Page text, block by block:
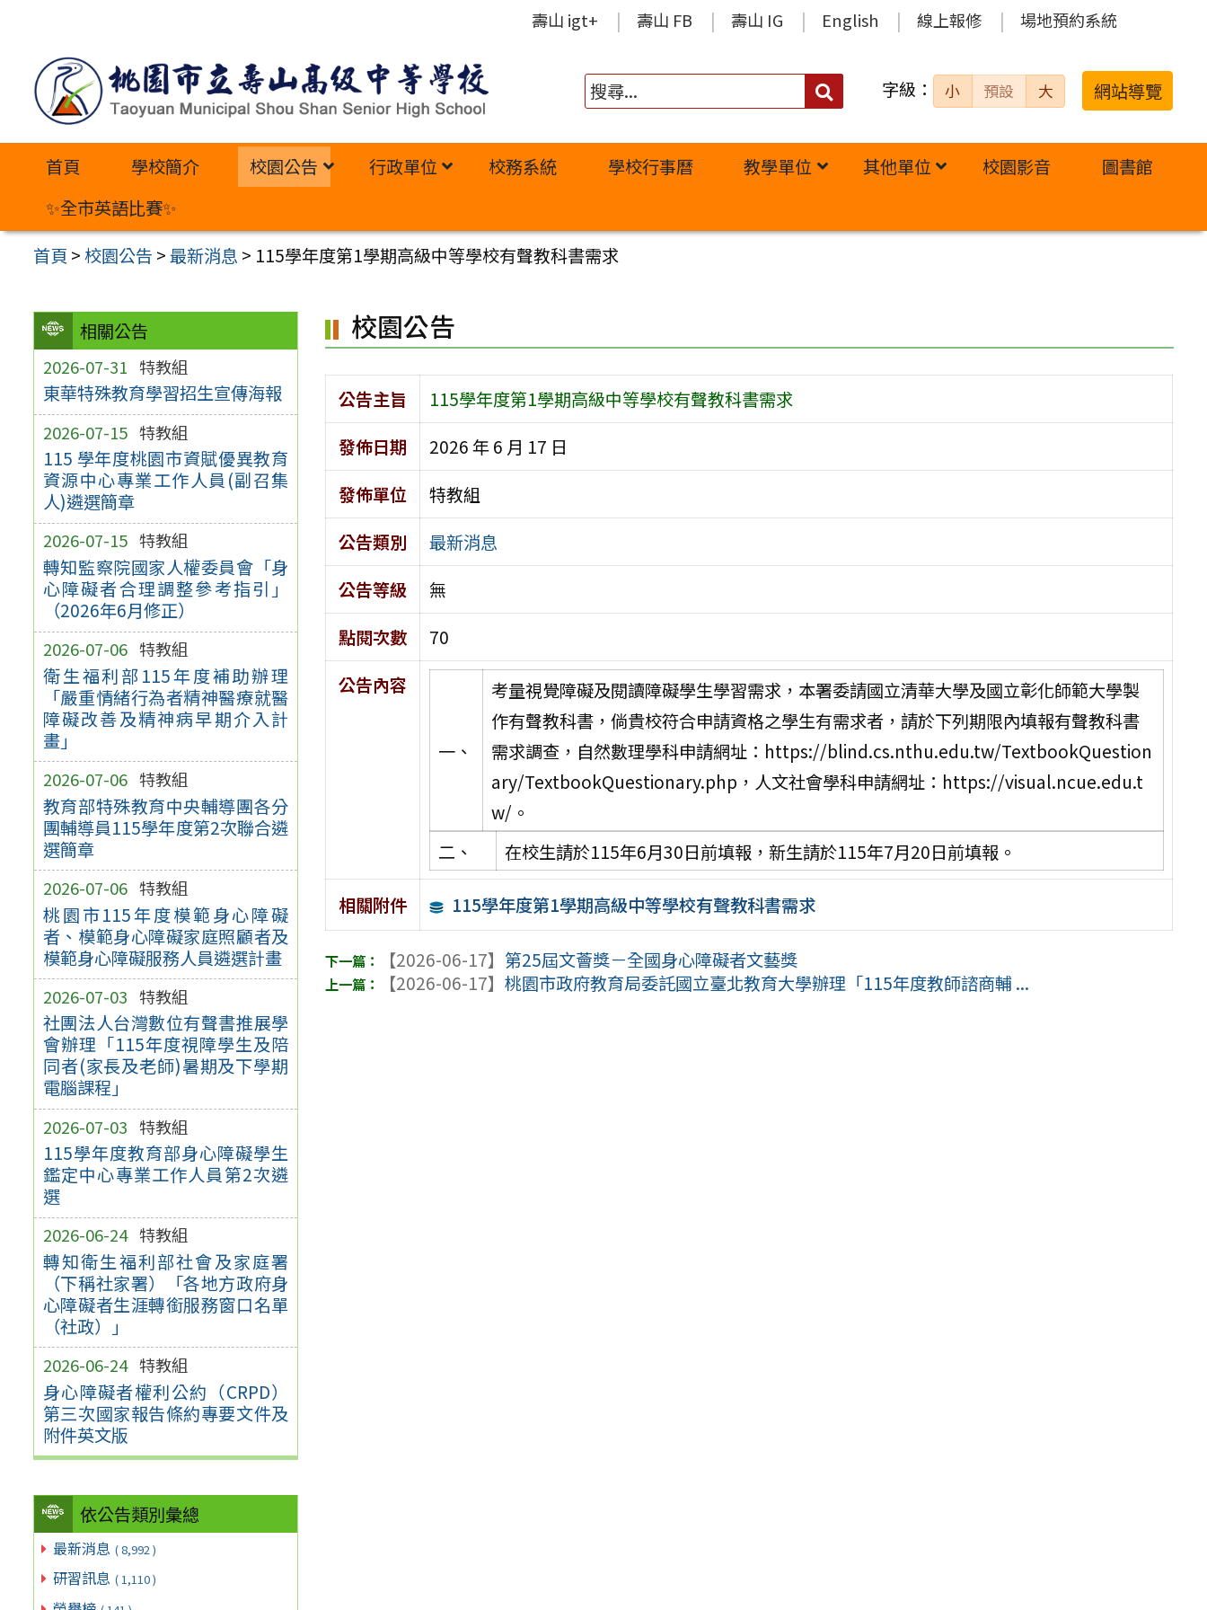
內
壽山 igt+ 壽山 FB 壽山 IG English 線上報修 場地預約系統
搜
字級： 小 預設 大 網站導覽
首頁 學校簡介 校園公告 行政單位 校務系統 學校行事曆 教學單位 其他單位 校園影音
圖書館
✨全市英語比賽✨
首頁 >校園公告 >最新消息 > 115學年度第1學期高級中等學校有聲教科書需求
相關公告
2026-07-31 特教組
東華特殊教育學習招生宣傳海報
2026-07-15 特教組
115 學年度桃園市資賦優異教育
資源中心專業工作人員(副召集
人)遴選簡章
2026-07-15 特教組
轉知監察院國家人權委員會「身
心障礙者合理調整參考指引」
（2026年6月修正）
2026-07-06 特教組
衛生福利部115年度補助辦理
「嚴重情緒行為者精神醫療就醫
障礙改善及精神病早期介入計
畫」
2026-07-06 特教組
教育部特殊教育中央輔導團各分
團輔導員115學年度第2次聯合遴
選簡章
2026-07-06 特教組
桃園市115年度模範身心障礙
者、模範身心障礙家庭照顧者及
模範身心障礙服務人員遴選計畫
2026-07-03 特教組
社團法人台灣數位有聲書推展學
會辦理「115年度視障學生及陪
同者(家長及老師)暑期及下學期
電腦課程」
2026-07-03 特教組
115學年度教育部身心障礙學生
鑑定中心專業工作人員第2次遴
選
2026-06-24 特教組
轉知衛生福利部社會及家庭署
（下稱社家署）「各地方政府身
心障礙者生涯轉銜服務窗口名單
（社政）」
2026-06-24 特教組
身心障礙者權利公約（CRPD）
第三次國家報告條約專要文件及
附件英文版
依公告類別彙總
最新消息 ( 8,992 )
研習訊息 ( 1,110 )
校園公告
公告主旨
115學年度第1學期高級中等學校有聲教科書需求
發佈日期
2026 年 6 月 17 日
發佈單位
特教組
公告類別
最新消息
公告等級
無
點閱次數
70
公告內容
一、
考量視覺障礙及閱讀障礙學生學習需求，本署委請國立清華大學及國立彰化師範大學製
作有聲教科書，倘貴校符合申請資格之學生有需求者，請於下列期限內填報有聲教科書
需求調查，自然數理學科申請網址：https://blind.cs.nthu.edu.tw/TextbookQuestion
ary/TextbookQuestionary.php，人文社會學科申請網址：https://visual.ncue.edu.t
w/。
二、
在校生請於115年6月30日前填報，新生請於115年7月20日前填報。
相關附件 115學年度第1學期高級中等學校有聲教科書需求
【2026-06-17】 第25屆文薈獎－全國身心障礙者文藝獎
【2026-06-17】桃園市政府教育局委託國立臺北教育大學辦理「115年度教師諮商輔 ...